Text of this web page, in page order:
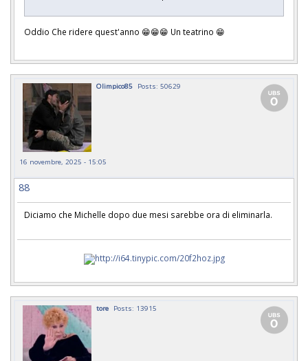
Oddio Che ridere quest'anno 😁😁😁 Un teatrino 😁
Olimpico85 Posts: 50629
16 novembre, 2025 - 15:05
88
Diciamo che Michelle dopo due mesi sarebbe ora di eliminarla.
tore Posts: 13915